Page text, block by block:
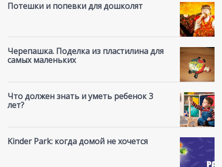
Потешки и попевки для дошколят
Черепашка. Поделка из пластилина для
самых маленьких
Что должен знать и уметь ребенок 3
лет?
Kinder Park: когда домой не хочется